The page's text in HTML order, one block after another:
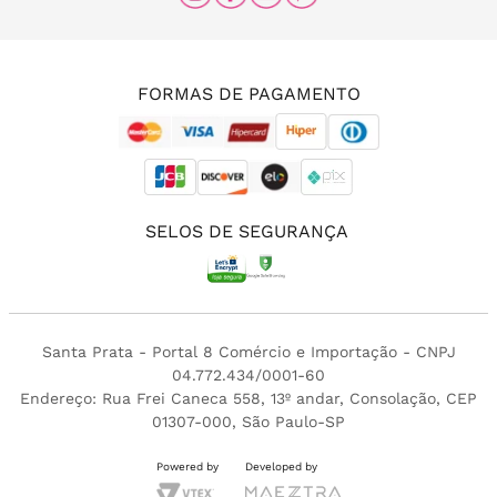
FORMAS DE PAGAMENTO
SELOS DE SEGURANÇA
Santa Prata - Portal 8 Comércio e Importação - CNPJ
04.772.434/0001-60
Endereço: Rua Frei Caneca 558, 13º andar, Consolação, CEP
01307-000, São Paulo-SP
Powered by Developed by